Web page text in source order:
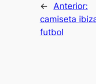
←
Anterior:
camiseta
futbol